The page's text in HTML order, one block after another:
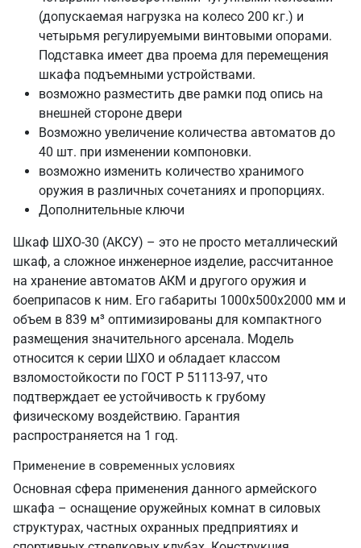
(допускаемая нагрузка на колесо 200 кг.) и
четырьмя регулируемыми винтовыми опорами.
Подставка имеет два проема для перемещения
шкафа подъемными устройствами.
возможно разместить две рамки под опись на
внешней стороне двери
Возможно увеличение количества автоматов до
40 шт. при изменении компоновки.
возможно изменить количество хранимого
оружия в различных сочетаниях и пропорциях.
Дополнительные ключи
Шкаф ШХО-30 (АКСУ) – это не просто металлический
шкаф, а сложное инженерное изделие, рассчитанное
на хранение автоматов АКМ и другого оружия и
боеприпасов к ним. Его габариты 1000х500х2000 мм и
объем в 839 м³ оптимизированы для компактного
размещения значительного арсенала. Модель
относится к серии ШХО и обладает классом
взломостойкости по ГОСТ Р 51113-97, что
подтверждает ее устойчивость к грубому
физическому воздействию. Гарантия
распространяется на 1 год.
Применение в современных условиях
Основная сфера применения данного армейского
шкафа – оснащение оружейных комнат в силовых
структурах, частных охранных предприятиях и